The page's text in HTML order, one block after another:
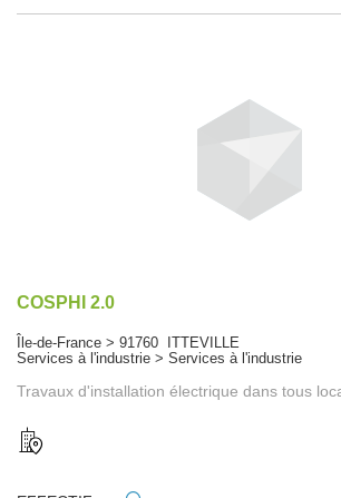
COSPHI 2.0
Île-de-France > 91760 ITTEVILLE
Services à l'industrie > Services à l'industrie
Travaux d'installation électrique dans tous